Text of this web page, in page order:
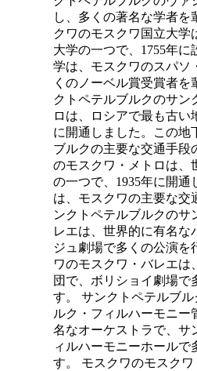
し、多くの著名な学者を
クワのモスクワ国立大学
大学の一つで、1755年
学は、モスクワのスパソ
くのノーベル賞受賞者を
クトペテルブルクのサン
ロは、ロシアで最も古い
に開通しました。この地
ブルクの主要な交通手段
のモスクワ・メトロは、
の一つで、1935年に開通
は、モスクワの主要な交
ンクトペテルブルクのサ
レエは、世界的に有名な
ジュ劇場で多くの公演を
ワのモスクワ・バレエは
団で、ボリショイ劇場で
す。 サンクトペテルブ
ルク・フィルハーモニー
名なオーケストラで、サ
ィルハーモニーホールで
す。 モスクワのモスク